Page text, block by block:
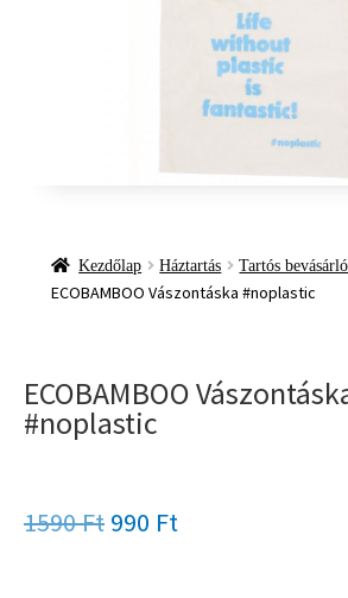
Kezdőlap Háztartás Tartós
ECOBAMBOO Vászontáska #noplastic
ECOBAMBOO
#noplastic
1590Ft 990 Ft